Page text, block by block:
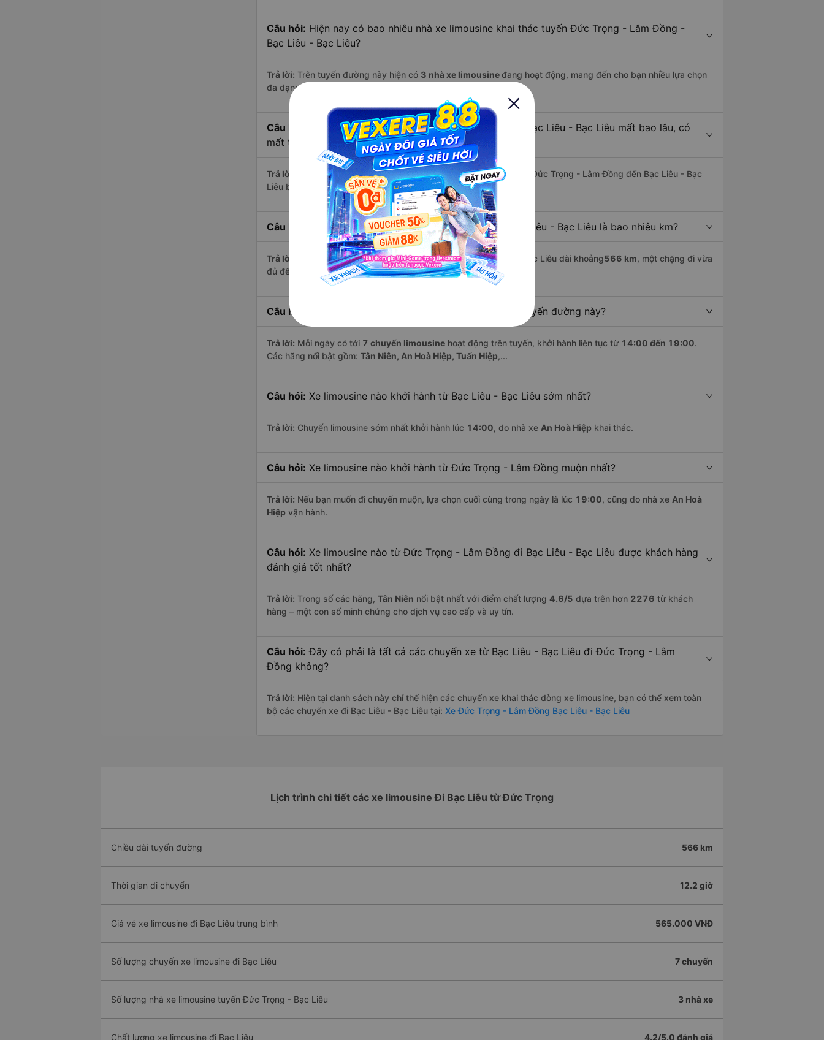
Câu hỏi: Hiện nay có bao nhiêu nhà xe limousine khai thác tuyến Đức Trọng - Lâm Đồng -
Bạc Liêu - Bạc Liêu?
Trả lời: Trên tuyến đường này hiện có 3 nhà xe limousineđang hoạt động, mang đến cho bạn nhiều lựa chọn
đa dạng về dịch vụ và mức giá.
Câu hỏi:
Đi xe limousine từ Đức Trọng - Lâm Đồng đến Bạc Liêu - Bạc Liêu mất bao lâu, có
mất thời gian hơn các loại phương tiện khác hay không?
Trả lời: Trung bình, bạn chỉ mất khoảng12.2 giờđể di chuyển từ Đức Trọng - Lâm Đồng đến Bạc Liêu - Bạc
Liêu bằng limousine, nếu giao thông thuận lợi.
Câu hỏi: Khoảng cách từ Đức Trọng - Lâm Đồng đi Bạc Liêu - Bạc Liêu là bao nhiêu km?
Trả lời: Quãng đường từ Đức Trọng - Lâm Đồng đến Bạc Liêu - Bạc Liêu dài khoảng566 km, một chặng đi vừa
đủ để bạn thư giãn trên xe limousine thoải mái.
Câu hỏi: Mỗi ngày có bao nhiêu chuyến limousine trên tuyến đường này?
Trả lời: Mỗi ngày có tới 7 chuyến limousine hoạt động trên tuyến, khởi hành liên tục từ 14:00 đến 19:00.
Các hãng nổi bật gồm: Tân Niên, An Hoà Hiệp, Tuấn Hiệp,...
Câu hỏi: Xe limousine nào khởi hành từ Bạc Liêu - Bạc Liêu sớm nhất?
Trả lời: Chuyến limousine sớm nhất khởi hành lúc 14:00, do nhà xe An Hoà Hiệp khai thác.
Câu hỏi: Xe limousine nào khởi hành từ Đức Trọng - Lâm Đồng muộn nhất?
Trả lời: Nếu bạn muốn đi chuyến muộn, lựa chọn cuối cùng trong ngày là lúc 19:00, cũng do nhà xe An Hoà
Hiệp vận hành.
Câu hỏi: Xe limousine nào từ Đức Trọng - Lâm Đồng đi Bạc Liêu - Bạc Liêu được khách hàng
đánh giá tốt nhất?
Trả lời: Trong số các hãng, Tân Niên nổi bật nhất với điểm chất lượng 4.6/5 dựa trên hơn 2276 từ khách
hàng – một con số minh chứng cho dịch vụ cao cấp và uy tín.
Câu hỏi: Đây có phải là tất cả các chuyến xe từ Bạc Liêu - Bạc Liêu đi Đức Trọng - Lâm
Đồng không?
Trả lời: Hiện tại danh sách này chỉ thể hiện các chuyến xe khai thác dòng xe limousine, bạn có thể xem toàn
bộ các chuyến xe đi Bạc Liêu - Bạc Liêu tại: Xe Đức Trọng - Lâm Đồng Bạc Liêu - Bạc Liêu
Lịch trình chi tiết các xe limousine Đi Bạc Liêu từ Đức Trọng
Chiều dài tuyến đường 566 km
Thời gian di chuyển 12.2 giờ
Giá vé xe limousine đi Bạc Liêu trung bình 565.000 VNĐ
Số lượng chuyến xe limousine đi Bạc Liêu 7 chuyến
Số lượng nhà xe limousine tuyến Đức Trọng - Bạc Liêu 3 nhà xe
Chất lượng xe limousine đi Bạc Liêu 4.2/5.0 đánh giá